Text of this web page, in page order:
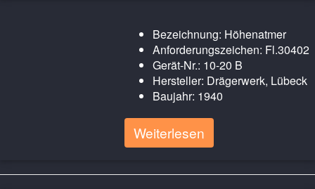
Bezeichnung: Höhenatmer
Anforderungszeichen: Fl.30402
Gerät-Nr.: 10-20 B
Hersteller: Drägerwerk, Lübeck
Baujahr: 1940
Weiterlesen